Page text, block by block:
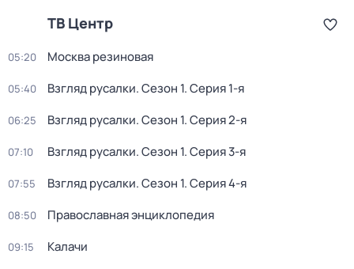
ТВ Центр
05:20 Москва резиновая
05:40 Взгляд русалки. Сезон 1. Серия 1-я
06:25 Взгляд русалки. Сезон 1. Серия 2-я
07:10 Взгляд русалки. Сезон 1. Серия 3-я
07:55 Взгляд русалки. Сезон 1. Серия 4-я
08:50 Православная энциклопедия
09:15 Калачи